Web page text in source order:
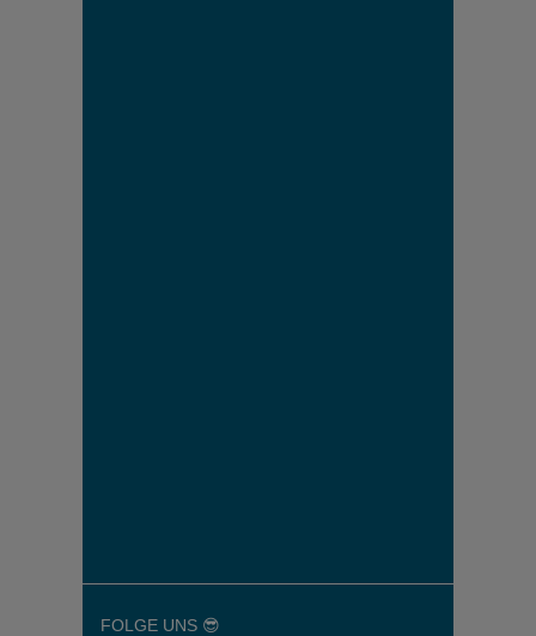
FOLGE UNS 😎